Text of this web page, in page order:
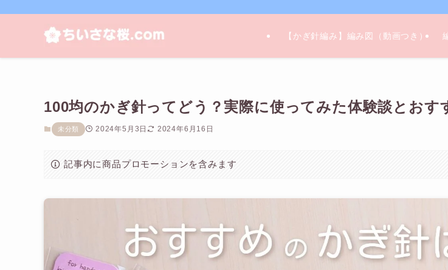
【かぎ針編み】編み図（動画つき）
100均のかぎ針ってどう？実際に使ってみた体験談とおす
未分類 2024年5月3日 2024年6月16日
記事内に商品プロモーションを含みます